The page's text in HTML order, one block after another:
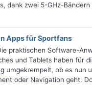
dank zwei 5-GHz-
Apps für Sportfans
praktischen Software-
und Tablets haben für
umgekrempelt, ob es nun
oder Navigation geht.